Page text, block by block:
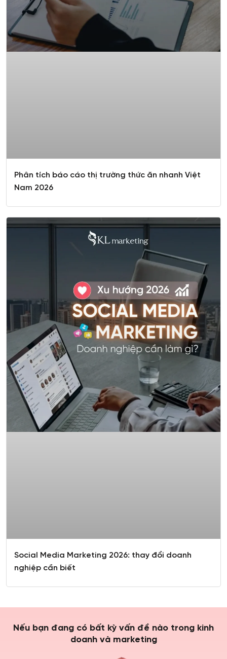
Phân tích báo cáo thị trường thức ăn nhanh Việt
Nam 2026
Social Media Marketing 2026: thay đổi doanh
nghiệp cần biết
Nếu bạn đang có bất kỳ vấn đề nào trong kinh
doanh và marketing